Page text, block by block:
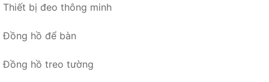
Thiết bị đeo thông minh
Đồng hồ để bàn
Đồng hồ treo tường